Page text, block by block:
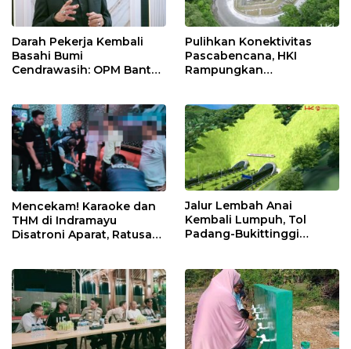
Darah Pekerja Kembali
Basahi Bumi
Cendrawasih: OPM Bantai
Pulihkan Konektivitas
Pascabencana, HKI
Rampungkan
Mencekam! Karaoke dan
THM di Indramayu
Disatroni Aparat, Ratusan
Jalur Lembah Anai
Kembali Lumpuh, Tol
Padang-Bukittinggi